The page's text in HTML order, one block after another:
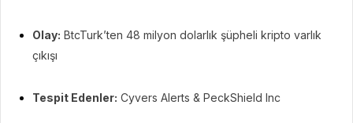
Olay: BtcTurk’ten 48 milyon dolarlık şüpheli kripto varlık
çıkışı
Tespit Edenler: Cyvers Alerts & PeckShield Inc